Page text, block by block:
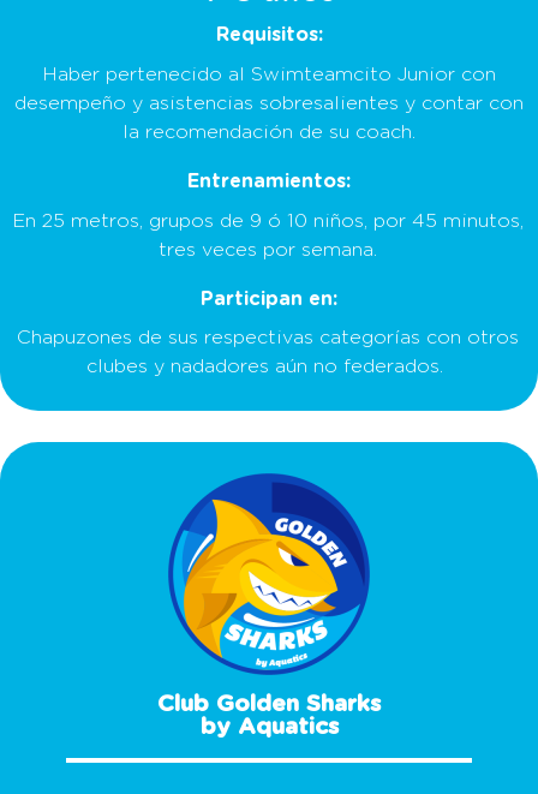
Requisitos:
Haber pertenecido al Swimteamcito Junior con
desempeño y asistencias sobresalientes y contar con
la recomendación de su coach.
Entrenamientos:
En 25 metros, grupos de 9 ó 10 niños, por 45 minutos,
tres veces por semana.
Participan en:
Chapuzones de sus respectivas categorías con otros
clubes y nadadores aún no federados.
Club Golden Sharks
by Aquatics